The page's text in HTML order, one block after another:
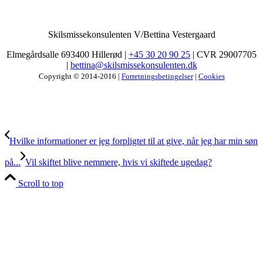
Skilsmissekonsulenten V/Bettina Vestergaard
Elmegårdsalle 693400 Hillerød | +45 30 20 90 25 | CVR 29007705
| bettina@skilsmissekonsulenten.dk
Copyright © 2014-2016 | Forretningsbetingelser| Cookies
Hvilke informationer er jeg forpligtet til at give, når jeg har min søn
på... Vil skiftet blive nemmere, hvis vi skiftede ugedag?
Scroll to top